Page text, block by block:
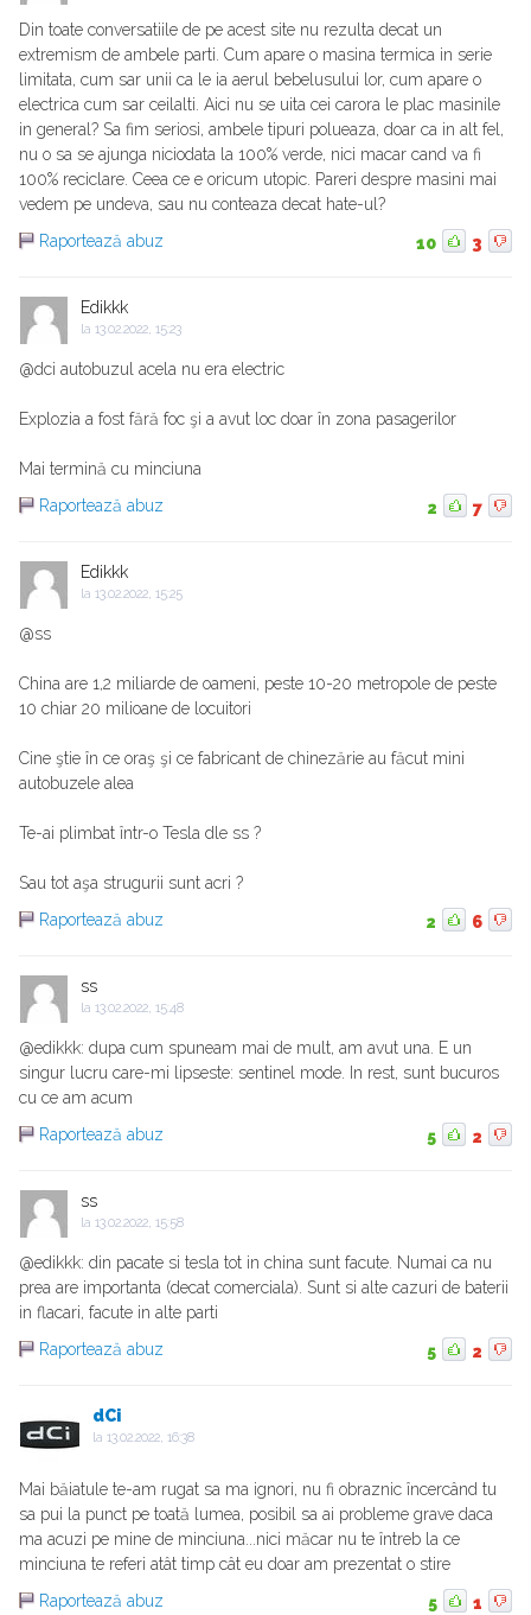
Din toate conversatiile de pe acest site nu rezulta decat un
extremism de ambele parti. Cum apare o masina termica in serie
limitata, cum sar unii ca le ia aerul bebelusului lor, cum apare o
electrica cum sar ceilalti. Aici nu se uita cei carora le plac masinile
in general? Sa fim seriosi, ambele tipuri polueaza, doar ca in alt fel,
nu o sa se ajunga niciodata la 100% verde, nici macar cand va fi
100% reciclare. Ceea ce e oricum utopic. Pareri despre masini mai
vedem pe undeva, sau nu conteaza decat hate-ul?
Raportează abuz
10 3
Edikkk
la 13.02.2022, 15:23
@dci autobuzul acela nu era electric
Explozia a fost fără foc şi a avut loc doar în zona pasagerilor
Mai termină cu minciuna
Raportează abuz
2 7
Edikkk
la 13.02.2022, 15:25
@ss
China are 1,2 miliarde de oameni, peste 10-20 metropole de peste
10 chiar 20 milioane de locuitori
Cine ştie în ce oraş şi ce fabricant de chinezărie au făcut mini
autobuzele alea
Te-ai plimbat într-o Tesla dle ss ?
Sau tot aşa strugurii sunt acri ?
Raportează abuz
2 6
ss
la 13.02.2022, 15:48
@edikkk: dupa cum spuneam mai de mult, am avut una. E un
singur lucru care-mi lipseste: sentinel mode. In rest, sunt bucuros
cu ce am acum
Raportează abuz
5 2
ss
la 13.02.2022, 15:58
@edikkk: din pacate si tesla tot in china sunt facute. Numai ca nu
prea are importanta (decat comerciala). Sunt si alte cazuri de baterii
in flacari, facute in alte parti
Raportează abuz
5 2
dCi
la 13.02.2022, 16:38
Mai băiatule te-am rugat sa ma ignori, nu fi obraznic încercând tu
sa pui la punct pe toată lumea, posibil sa ai probleme grave daca
ma acuzi pe mine de minciuna...nici măcar nu te întreb la ce
minciuna te referi atât timp cât eu doar am prezentat o stire
Raportează abuz
5 1